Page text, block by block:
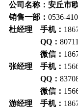
公司名称：安丘市
销售一部： 0536-
杜经理 手机：
QQ：
微信：
张经理 手机：
QQ：
微信：
游经理 手机：